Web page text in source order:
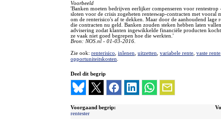
Voorbeeld
'Banken moeten bedrijven eerlijker compenseren voor rentestrop
sloten voor de crisis zogeheten renteswap-contracten met vooral
om de renterisico's af te dekken. Maar door de aanhoudend lage
die contracten nu geld. Banken zouden steken hebben laten
advisering zodat klanten ingewikkelde financiële producten
ze vaak niet goed begrepen hoe die werkten.'
Bron: NOS.nl - 01-03-2016.
Zie ook: renterisico inlenen uitzetten variabele rente vaste rente
opportuniteitskosten
Deel dit begrip
Voorgaand begrip:
rentester